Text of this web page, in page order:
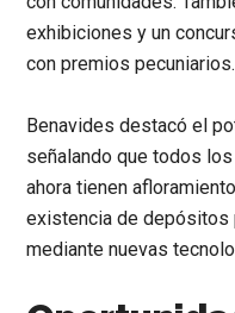
exhibiciones y un
con premios pecuniarios.
Benavides destacó el
señalando que todos
ahora tienen
existencia de depósitos
mediante nuevas